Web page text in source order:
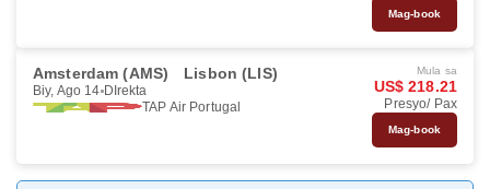
Mag-book
Amsterdam (AMS) Lisbon (LIS)
Biy, Ago 14 DIrekta
TAP Air Portugal
Mula sa
US$ 218.21
Presyo/ Pax
Mag-book